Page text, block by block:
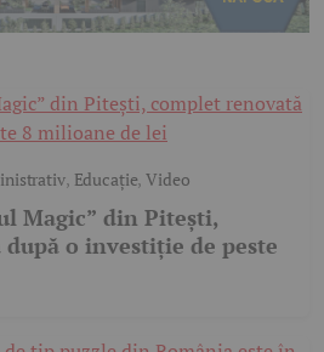
, Educație,Video
Magic” din Pitești,
o investiție de peste